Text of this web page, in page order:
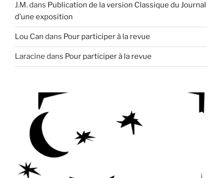
J.M.dans Publication de la version Classique du Journal
d’une exposition
Lou Can dans Pour participer à la revue
Laracine dans Pour participer à la revue